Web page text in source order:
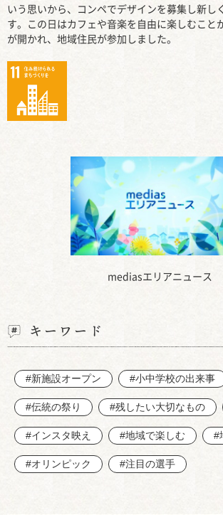
mediasエリアニュース
いう思いから、コンペでデザインを募集し新し
す。この日はカフェや音楽を自由に楽しむこと
が開かれ、地域住民が参加しました。
キーワード
#新施設オープン #小中学校の出来事
#伝統の祭り #残したい大切なもの
#インスタ映え #地域で楽しむ #
#オリンピック #注目の選手